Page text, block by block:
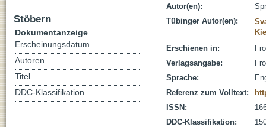
Autor(en):
Tübinger Autor(en):
Erschienen in:
Verlagsangabe:
Sprache:
Referenz zum Volltext:
ISSN:
DDC-Klassifikation:
Stöbern
Dokumentanzeige
Erscheinungsdatum
Autoren
Titel
DDC-Klassifikation